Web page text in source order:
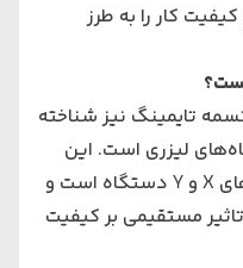
کار را به طرز
تایمینگ نیز شناخته
لیزری است. این
تسمه مسئول حرکت دقیق محورهای X و Y دستگاه است و
مستقیمی بر کیفیت